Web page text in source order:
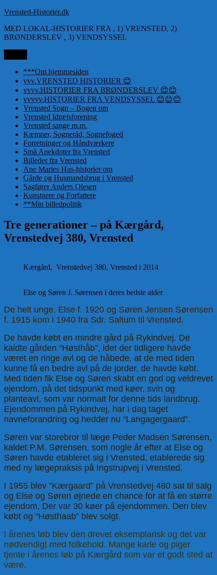
Videre
indhold
Vrensted-Historier.dk
MED LOKAL-HISTORIER FRA , 1) VRENSTED, 2)
BRØNDERSLEV , 3) VENDSYSSEL
***Om hjemmesiden
vvv.VRENSTED HISTORIER 😊
vvvv.HISTORIER FRA BRØNDERSLEV 😊😊
vvvvv.HISTORIER FRA VENDSYSSEL 😊😊😊
Vrensted Sogn – Bogen om
Vrensted Idrætsforening
Vrensted sange m.m.
Kæmner, Sogneråd, Sognefoged
Forretninger og Håndværkere
Små Anekdoter fra Vrensted
Billeder fra Vrensted
Ane Maries Hus-historier om
Gårde og Husmandsbrug i Vrensted
Sagfører Anders Olesen
Kunstnere og Forfattere
**Min billedpolitik
Tre generationer – på Kærgård,
Vrenstedvej 380, Vrensted
Kærgård, Vrenstedvej 380, Vrensted i 2014
Else og Søren J. Sørensen i deres bedste alder
De helt unge, Else f. 1920 og Søren Jensen Sørensen
f. 1915 kom i 1940 fra Sdr. Saltum til Vrensted.
De havde købt en mindre gård på Rykindvej. De
kaldte gården “Høsthåb”, idet der tidligere havde
været en ringe avl og de håbede, at de med tiden
kunne få en bedre avl på de jorder, de havde købt.
Med tiden fik Else og Søren skabt en god og veldrevet
ejendom, på det tidspunkt med køer, svin og
planteavl, som var normalt for denne tids landbrug.
Ejendommen på Rykindvej, har i dag taget
navneforandring og hedder nu “Langagergaard”.
Søren var storebror til læge Peder Madsen Sørensen,
kaldet P.M. Sørensen, som nogle år efter at Else og
Søren havde etableret sig i Vrensted, etablerede sig
med ny lægepraksis på Ingstrupvej i Vrensted.
I 1955 blev ”Kærgaard” på Vrenstedvej 480 sat til salg
og Else og Søren øjnede en chance for at få en større
ejendom. Der var 30 køer på ejendommen. Den blev
købt og “Høsthaab” blev solgt.
I årenes løb blev den drevet eksemplarisk og det var
nødvendigt med folkehold. Mange karle og piger
tjente i årenes løb på Kærgård som var et godt sted at
være.